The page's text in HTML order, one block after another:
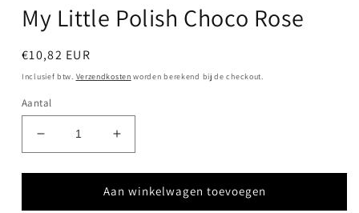
My Little Polish Choco Rose
Normale
prijs
€10,82 EUR
Inclusief btw. Verzendkosten worden berekend bij de checkout.
Aantal
Aantal
verlagen
voor
Little
Aantal
verhogen
voor
My
Little
Aan winkelwagen toevoegen